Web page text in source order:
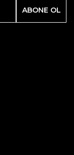
ABONE OL